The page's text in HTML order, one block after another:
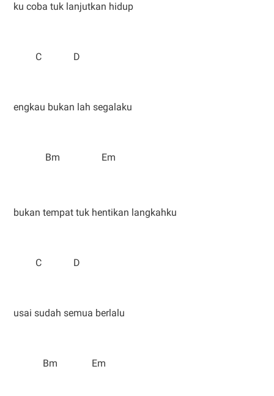
ku coba tuk lanjutkan hidup
C D
engkau bukan lah segalaku
Bm Em
bukan tempat tuk hentikan langkahku
C D
usai sudah semua berlalu
Bm Em